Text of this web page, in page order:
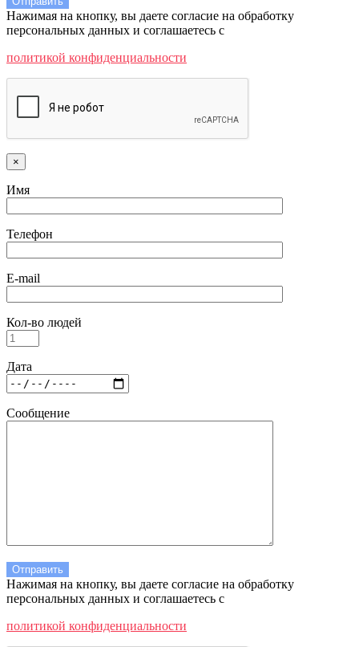
Нажимая на кнопку, вы даете согласие на обработку
персональных данных и соглашаетесь c
политикой конфиденциальности
×
Имя
Телефон
E-mail
Кол-во людей
Дата
Сообщение
Нажимая на кнопку, вы даете согласие на обработку
персональных данных и соглашаетесь c
политикой конфиденциальности